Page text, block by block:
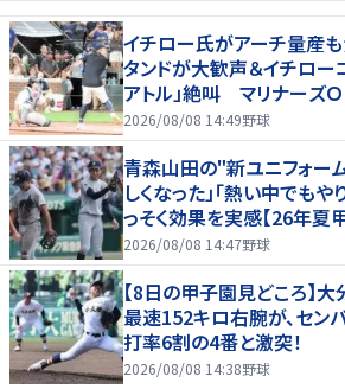
イチロー氏がアーチ量産
タンドが大歓声＆イチロー
アトル」絶叫 マリナーズ
2026/08/08 14:49野球
青森山田の"新ユニフォー
しくなった」「熱い中でもや
っそく効果を実感【26年夏
2026/08/08 14:47野球
【8日の甲子園見どころ】
最速152キロ右腕が、セン
打率6割の4番と激突！
2026/08/08 14:38野球